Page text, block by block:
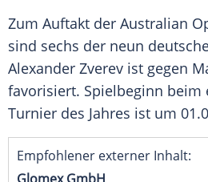
Zum Auftakt der Australian
sind sechs der neun
Alexander Zverev ist gegen
favorisiert. Spielbeginn beim
Turnier des Jahres ist um
Empfohlener externer Inhalt: